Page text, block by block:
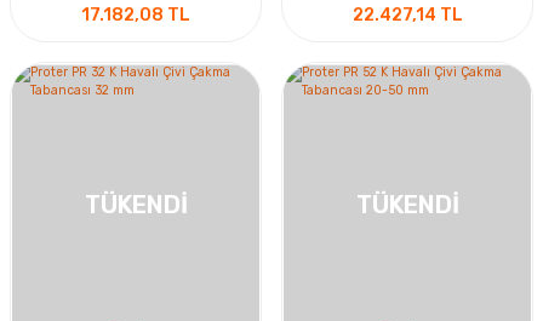
17.182,08 TL 22.427,14 TL
TÜKENDİ TÜKENDİ